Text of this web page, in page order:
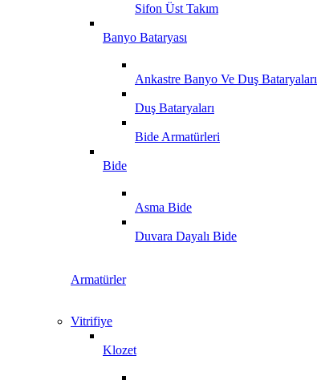
Sifon Üst Takım
Banyo Bataryası
Ankastre Banyo Ve Duş Bataryaları
Duş Bataryaları
Bide Armatürleri
Bide
Asma Bide
Duvara Dayalı Bide
Armatürler
Vitrifiye
Klozet